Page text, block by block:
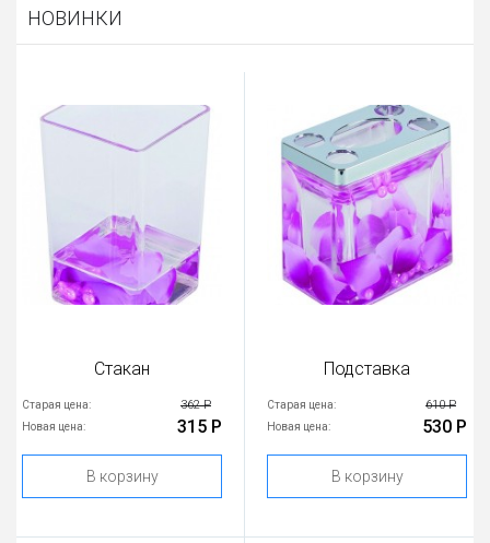
НОВИНКИ
Стакан
Старая цена: 362 Р
Новая цена: 315 Р
В корзину
Подставка
Старая цена: 610 Р
Новая цена: 530 Р
В корзину